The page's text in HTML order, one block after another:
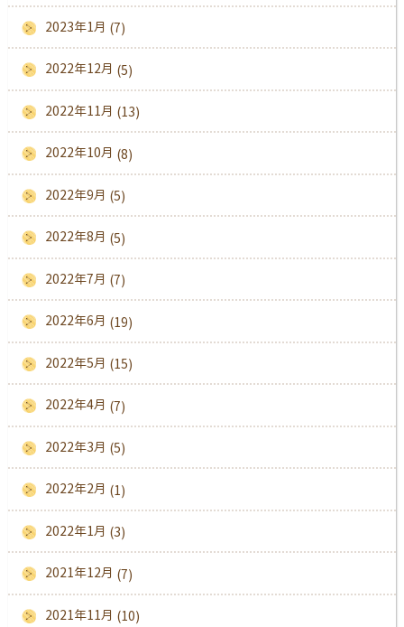
2023年1月 (7)
2022年12月 (5)
2022年11月 (13)
2022年10月 (8)
2022年9月 (5)
2022年8月 (5)
2022年7月 (7)
2022年6月 (19)
2022年5月 (15)
2022年4月 (7)
2022年3月 (5)
2022年2月 (1)
2022年1月 (3)
2021年12月 (7)
2021年11月 (10)